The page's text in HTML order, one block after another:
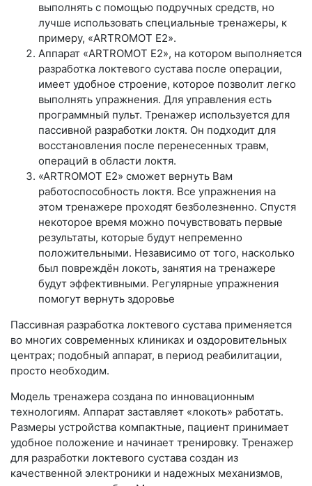
выполнять с помощью подручных средств, но
лучше использовать специальные тренажеры, к
примеру, «ARTROMOT E2».
Аппарат «ARTROMOT E2», на котором выполняется
разработка локтевого сустава после операции,
имеет удобное строение, которое позволит легко
выполнять упражнения. Для управления есть
программный пульт. Тренажер используется для
пассивной разработки локтя. Он подходит для
восстановления после перенесенных травм,
операций в области локтя.
«ARTROMOT E2» сможет вернуть Вам
работоспособность локтя. Все упражнения на
этом тренажере проходят безболезненно. Спустя
некоторое время можно почувствовать первые
результаты, которые будут непременно
положительными. Независимо от того, насколько
был повреждён локоть, занятия на тренажере
будут эффективными. Регулярные упражнения
помогут вернуть здоровье
Пассивная разработка локтевого сустава применяется
во многих современных клиниках и оздоровительных
центрах; подобный аппарат, в период реабилитации,
просто необходим.
Модель тренажера создана по инновационным
технологиям. Аппарат заставляет «локоть» работать.
Размеры устройства компактные, пациент принимает
удобное положение и начинает тренировку. Тренажер
для разработки локтевого сустава создан из
качественной электроники и надежных механизмов,